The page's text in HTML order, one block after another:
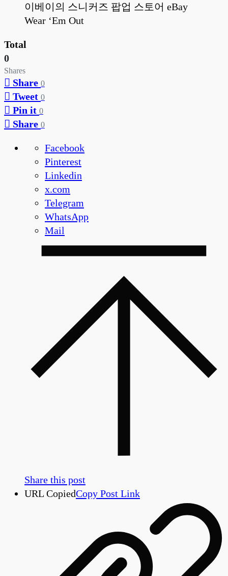
이베이의 스니커즈 팝업 스토어 eBay
Wear ‘Em Out
Total
0
Shares
Share 0
Tweet 0
Pin it 0
Share 0
Facebook
Pinterest
Linkedin
x.com
Telegram
WhatsApp
Mail
Share this post
URL CopiedCopy Post Link